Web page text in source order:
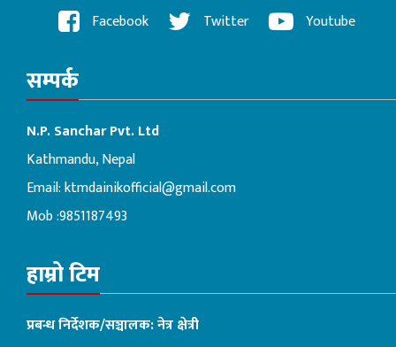
Facebook Twitter Youtube
सम्पर्क
N.P. Sanchar Pvt. Ltd
Kathmandu, Nepal
Email:ktmdainikofficial@gmail.com
Mob :9851187493
हाम्रो टिम
प्रबन्ध निर्देशक/सञ्चालक: नेत्र क्षेत्री